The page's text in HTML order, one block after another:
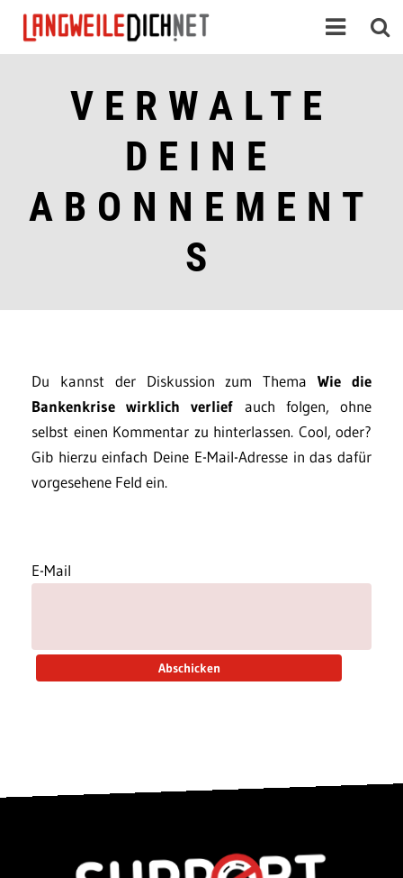
VERWALTE
DEINE
ABONNEMENT
S
Du kannst der Diskussion zum ThemaWie die
Bankenkrise wirklich verlief auch folgen, ohne
selbst einen Kommentar zu hinterlassen. Cool, oder?
Gib hierzu einfach Deine E-Mail-Adresse in das dafür
vorgesehene Feld ein.
E-Mail